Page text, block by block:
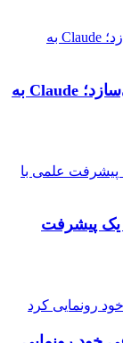
آنتروپیک تیم اختصاصی طراحی تراشه می‌سازد؛ Claude به
پیشرفت